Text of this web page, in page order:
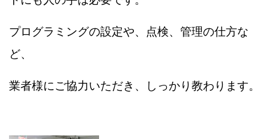
プログラミングの設定や、点検、管理の仕方な
ど、
業者様にご協力いただき、しっかり教わります。